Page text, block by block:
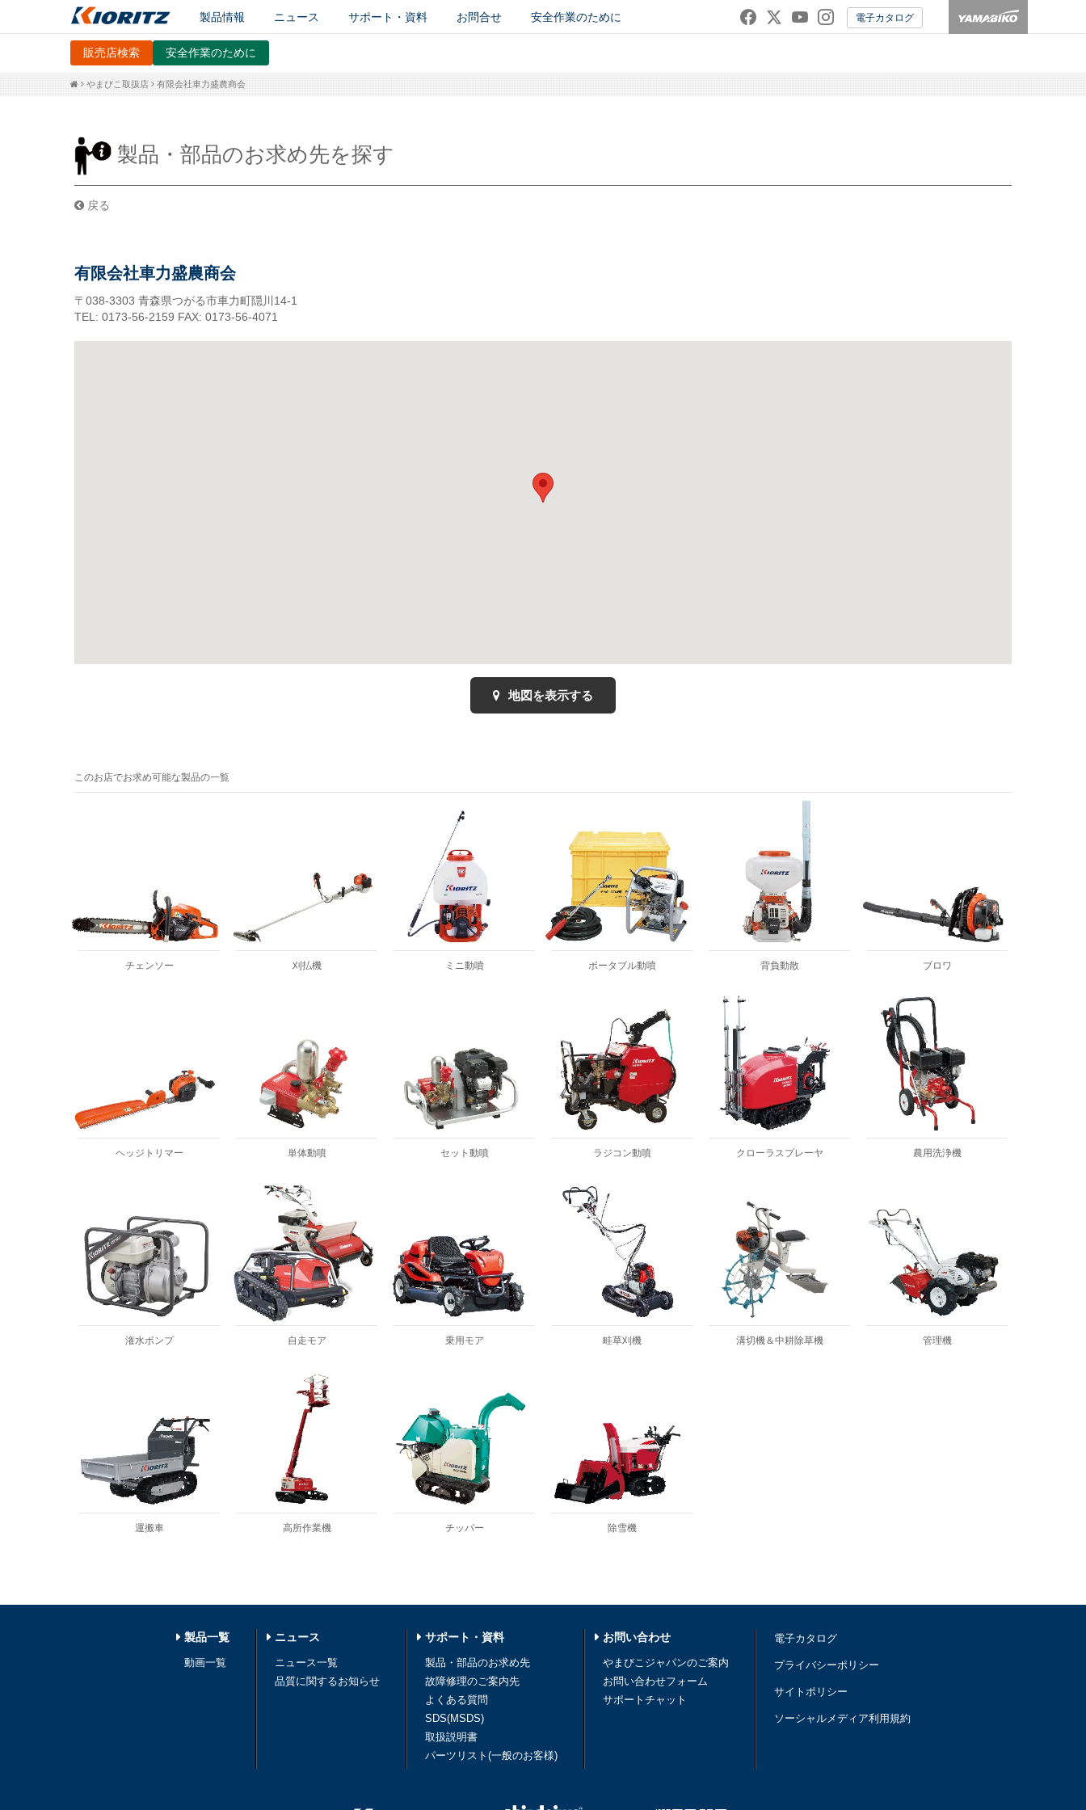
製品情報 ニュース サポート・資料 お問合せ 安全作業のために 電子カタログ
販売店検索 安全作業のために
やまびこ取扱店 有限会社車力盛農商会
製品・部品のお求め先を探す
戻る
有限会社車力盛農商会
〒038-3303 青森県つがる市車力町隠川14-1
TEL: 0173-56-2159 FAX: 0173-56-4071
地図を表示する
このお店でお求め可能な製品の一覧
チェンソー 刈払機 ミニ動噴 ポータブル動噴 背負動散 ブロワ
ヘッジトリマー 単体動噴 セット動噴 ラジコン動噴 クローラスプレーヤ 農用洗浄機
潅水ポンプ 自走モア 乗用モア 畦草刈機 溝切機＆中耕除草機 管理機
運搬車 高所作業機 チッパー 除雪機
製品一覧
動画一覧
ニュース
ニュース一覧
品質に関するお知らせ
サポート・資料
製品・部品のお求め先
故障修理のご案内先
よくある質問
SDS(MSDS)
取扱説明書
パーツリスト(一般のお客様)
お問い合わせ
やまびこジャパンのご案内
お問い合わせフォーム
サポートチャット
電子カタログ
プライバシーポリシー
サイトポリシー
ソーシャルメディア利用規約